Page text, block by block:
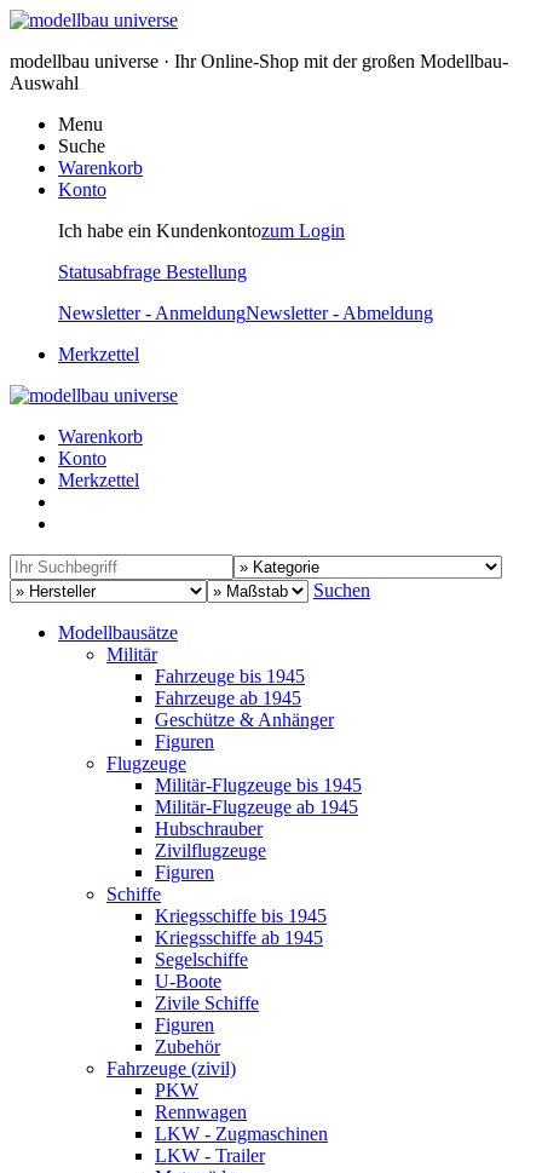
modellbau universe · Ihr Online-Shop mit der großen Modellbau-
Auswahl
Menu
Suche
Warenkorb
Konto
Ich habe ein Kundenkontozum Login
Statusabfrage Bestellung
Newsletter - AnmeldungNewsletter - Abmeldung
Merkzettel
Warenkorb
Konto
Merkzettel
Suchen
Modellbausätze
Militär
Fahrzeuge bis 1945
Fahrzeuge ab 1945
Geschütze & Anhänger
Figuren
Flugzeuge
Militär-Flugzeuge bis 1945
Militär-Flugzeuge ab 1945
Hubschrauber
Zivilflugzeuge
Figuren
Schiffe
Kriegsschiffe bis 1945
Kriegsschiffe ab 1945
Segelschiffe
U-Boote
Zivile Schiffe
Figuren
Zubehör
Fahrzeuge (zivil)
PKW
Rennwagen
LKW - Zugmaschinen
LKW - Trailer